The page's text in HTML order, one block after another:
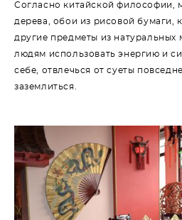
Согласно китайской философии,
дерева, обои из рисовой бумаги,
другие предметы из натуральных
людям использовать энергию и
себе, отвлечься от суеты
заземлиться.